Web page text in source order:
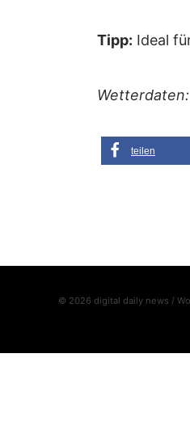
Tipp: Ideal
Wetterdaten:
teilen
© 2026 digital daily news /